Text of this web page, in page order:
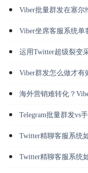
Viber批量群发在塞尔
Viber坐席客服系统单
运用Twitter超级裂变
Viber群发怎么做才
海外营销难转化？
Telegram批量群发vs
Twitter精聊客服系统
Twitter精聊客服系统